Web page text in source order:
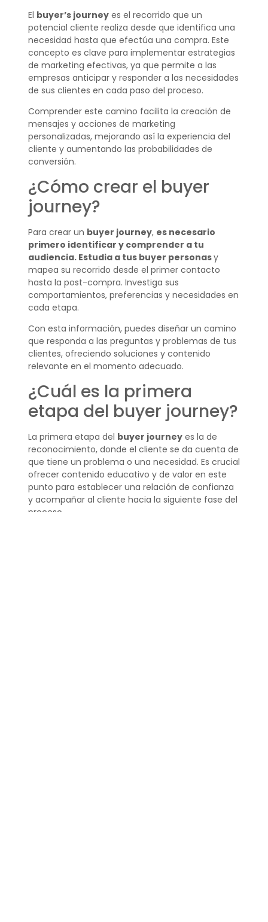
El buyer’s journeyes el recorrido que un
potencial cliente realiza desde que identifica una
necesidad hasta que efectúa una compra. Este
concepto es clave para implementar estrategias
de marketing efectivas, ya que permite a las
empresas anticipar y responder a las necesidades
de sus clientes en cada paso del proceso.
Comprender este camino facilita la creación de
mensajes y acciones de marketing
personalizadas, mejorando así la experiencia del
cliente y aumentando las probabilidades de
conversión.
¿Cómo crear el buyer
journey?
Para crear un buyer journey, es necesario
primero identificar y comprender a tu
audiencia. Estudia a tus buyer personasy
mapea su recorrido desde el primer contacto
hasta la post-compra. Investiga sus
comportamientos, preferencias y necesidades en
cada etapa.
Con esta información, puedes diseñar un camino
que responda a las preguntas y problemas de tus
clientes, ofreciendo soluciones y contenido
relevante en el momento adecuado.
¿Cuál es la primera
etapa del buyer journey?
La primera etapa del buyer journeyes la de
reconocimiento, donde el cliente se da cuenta de
que tiene un problema o una necesidad. Es crucial
ofrecer contenido educativo y de valor en este
punto para establecer una relación de confianza
y acompañar al cliente hacia la siguiente fase del
proceso.